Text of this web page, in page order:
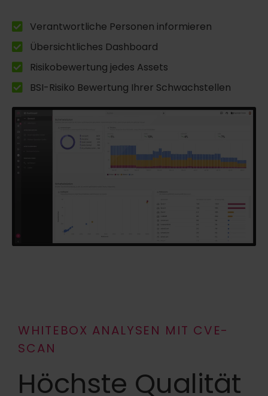
Verantwortliche Personen informieren
Übersichtliches Dashboard
Risikobewertung jedes Assets
BSI-Risiko Bewertung Ihrer Schwachstellen
WHITEBOX ANALYSEN MIT CVE-
SCAN
Höchste Qualität